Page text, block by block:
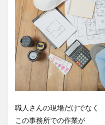
職人さんの現場だけでなく
この事務所での作業が